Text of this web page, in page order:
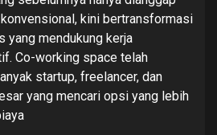
kini bertransformasi
yang mendukung kerja
Co-working space telah
startup, freelancer, dan
yang mencari opsi yang lebih